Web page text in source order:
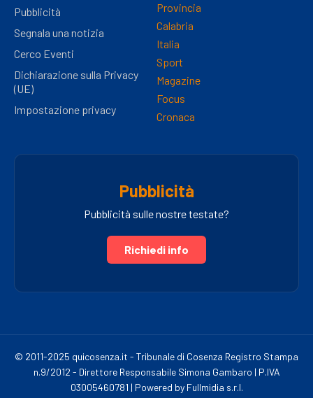
Pubblicità
Segnala una notizia
Cerco Eventi
Dichiarazione sulla Privacy
(UE)
Impostazione privacy
Provincia
Calabria
Italia
Sport
Magazine
Focus
Cronaca
Pubblicità
Pubblicità sulle nostre testate?
Richiedi info
© 2011-2025 quicosenza.it - Tribunale di Cosenza Registro Stampa
n.9/2012 - Direttore Responsabile Simona Gambaro | P.IVA
03005460781 | Powered by Fullmidia s.r.l.